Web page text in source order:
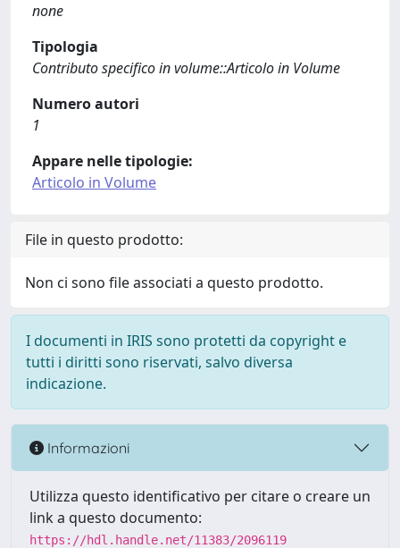
none
Tipologia
Contributo specifico in volume::Articolo in Volume
Numero autori
1
Appare nelle tipologie:
Articolo in Volume
File in questo prodotto:
Non ci sono file associati a questo prodotto.
I documenti in IRIS sono protetti da copyright e
tutti i diritti sono riservati, salvo diversa
indicazione.
Informazioni
Utilizza questo identificativo per citare o creare un
link a questo documento:
https://hdl.handle.net/11383/2096119